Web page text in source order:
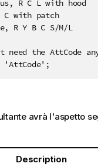
R C L with hood
C with patch
R Y B C S/M/L
need the AttCode
'AttCode';
avrà l'aspetto
Description